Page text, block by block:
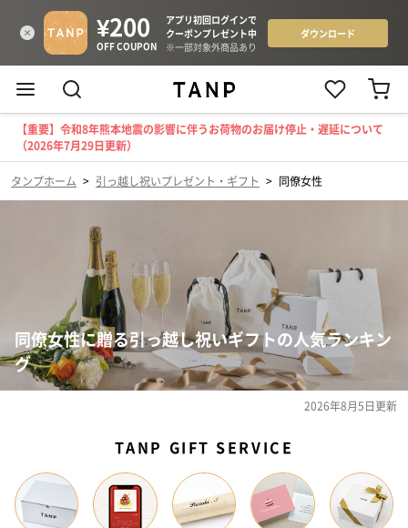
【重要】令和8年熊本地震の影響に伴うお荷物のお届け停止・遅延について
（2026年7月29日更新）
タンプホーム > 引っ越し祝いプレゼント・ギフト > 同僚女性
同僚女性に贈る引っ越し祝いギフトの人気ランキン
グ
2026年8月5日更新
TANP GIFT SERVICE